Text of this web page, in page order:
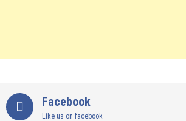
Facebook
Like us on facebook